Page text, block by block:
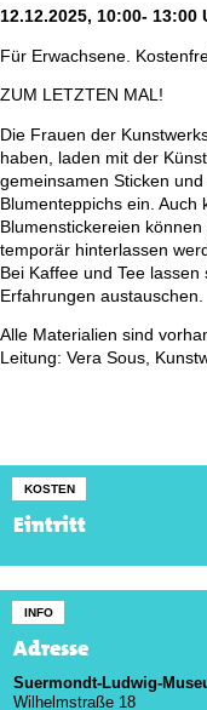
12.12.2025, 10:00- 13:00
Für Erwachsene.
ZUM LETZTEN MAL!
Die Frauen der
haben, laden mit der
gemeinsamen Sticken
Blumenteppichs ein.
Blumenstickereien
temporär hinterlassen
Bei Kaffee und Tee
Erfahrungen austauschen.
Alle Materialien sind
Leitung: Vera Sous,
KOSTEN
Eintritt
INFO
Adresse
Suermondt-Ludwig-
Wilhelmstraße 18